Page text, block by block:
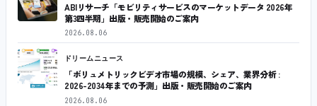
ABIリサーチ「モビリティサービスのマーケットデータ 2026年
第3四半期」出版・販売開始のご案内
2026.08.06
ドリームニュース
「ボリュメトリックビデオ市場の規模、シェア、業界分析 :
2026-2034年までの予測」出版・販売開始のご案内
2026.08.06